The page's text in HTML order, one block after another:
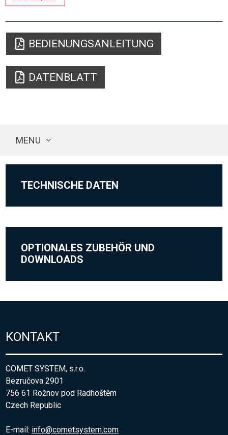
BEDIENUNGSANLEITUNG
DATENBLATT
MENU
TECHNISCHE DATEN
OPTIONALES ZUBEHÖR UND
DOWNLOADS
KONTAKT
COMET SYSTEM, s.r.o.
Bezručova 2901
756 61 Rožnov pod Radhoštěm
Czech Republic
E-mail: info@cometsystem.com